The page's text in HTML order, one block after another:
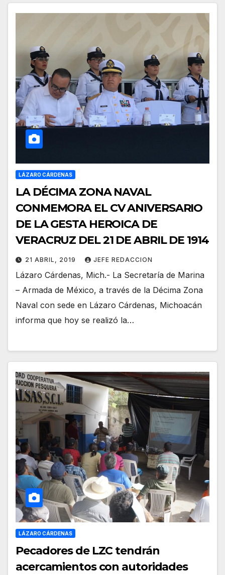
LÁZARO CÁRDENAS
LA DÉCIMA ZONA NAVAL
CONMEMORA EL CV ANIVERSARIO
DE LA GESTA HEROICA DE
VERACRUZ DEL 21 DE ABRIL DE 1914
21 ABRIL, 2019 JEFE REDACCION
Lázaro Cárdenas, Mich.- La Secretaría de Marina
– Armada de México, a través de la Décima Zona
Naval con sede en Lázaro Cárdenas, Michoacán
informa que hoy se realizó la…
LÁZARO CÁRDENAS
Pecadores de LZC tendrán
acercamientos con autoridades